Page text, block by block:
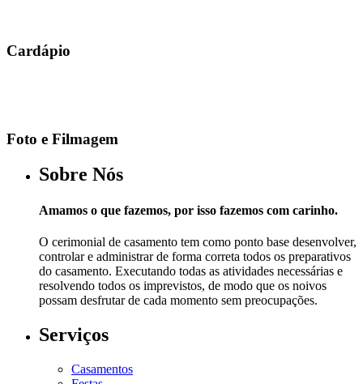
Cardápio
Foto e Filmagem
Sobre Nós
Amamos o que fazemos, por isso fazemos com carinho.
O cerimonial de casamento tem como ponto base desenvolver,
controlar e administrar de forma correta todos os preparativos
do casamento. Executando todas as atividades necessárias e
resolvendo todos os imprevistos, de modo que os noivos
possam desfrutar de cada momento sem preocupações.
Serviços
Casamentos